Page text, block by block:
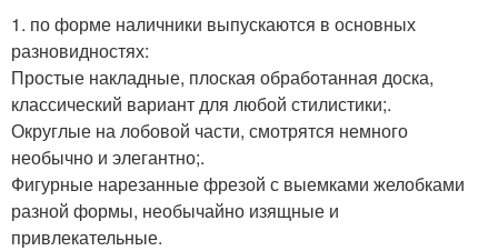
1. по форме наличники выпускаются в основных
разновидностях:
Простые накладные, плоская обработанная доска,
классический вариант для любой стилистики;.
Округлые на лобовой части, смотрятся немного
необычно и элегантно;.
Фигурные нарезанные фрезой с выемками желобками
разной формы, необычайно изящные и
привлекательные.